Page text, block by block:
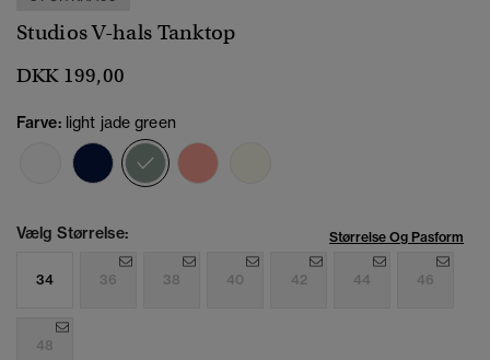
Studios V-hals Tanktop
DKK 199,00
Farve: light jade green
valgt
Vælg Størrelse: Størrelse Og Pasform
34 36 38 40 42 44 46
48